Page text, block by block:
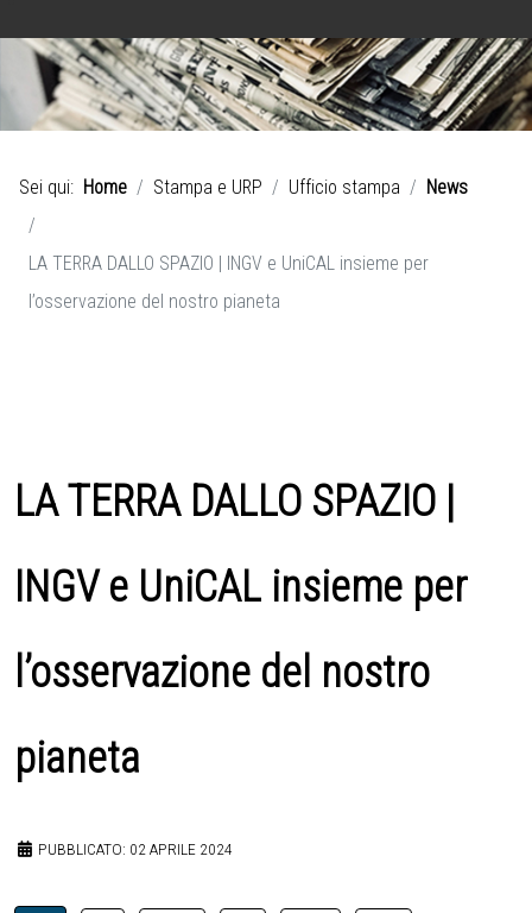
Sei qui: Home Stampa e URP Ufficio stampa News
LA TERRA DALLO SPAZIO | INGV e UniCAL insieme per
l’osservazione del nostro pianeta
LA TERRA DALLO SPAZIO |
INGV e UniCAL insieme per
l’osservazione del nostro
pianeta
PUBBLICATO: 02 APRILE 2024